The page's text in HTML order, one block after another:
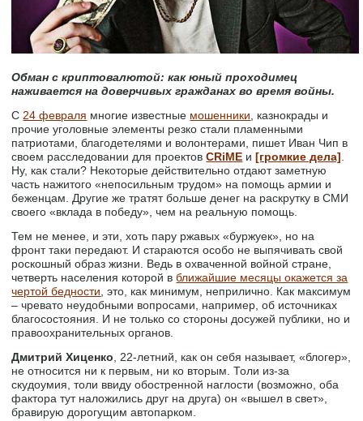
Обман с криптовалютой: как юный проходимец
наживается на доверчивых гражданах во время войны.
С24 февраля многие известные мошенники, казнокрады и
прочие уголовные элементы резко стали пламенными
патриотами, благодетелями и волонтерами, пишет Иван Чип в
своем расследовании для проектовCRiME и[громкие дела].
Ну, как стали? Некоторые действительно отдают заметную
часть нажитого «непосильным трудом» на помощь армии и
беженцам. Другие же тратят больше денег на раскрутку в СМИ
своего «вклада в победу», чем на реальную помощь.
Тем не менее, и эти, хоть пару ржавых «буржуек», но на
фронт таки передают. И стараются особо не выпячивать свой
роскошный образ жизни. Ведь в охваченной войной стране,
четверть населения которой вближайшие месяцы окажется за
чертой бедности, это, как минимум, неприлично. Как максимум
– чревато неудобными вопросами, например, об источниках
благосостояния. И не только со стороны досужей публики, но и
правоохранительных органов.
Дмитрий Хиценко, 22-летний, как он себя называет, «блогер»,
не относится ни к первым, ни ко вторым. Толи из-за
скудоумия, толи ввиду обостренной наглости (возможно, оба
фактора тут наложились друг на друга) он «вышел в свет»,
бравирую дорогущим автопарком.